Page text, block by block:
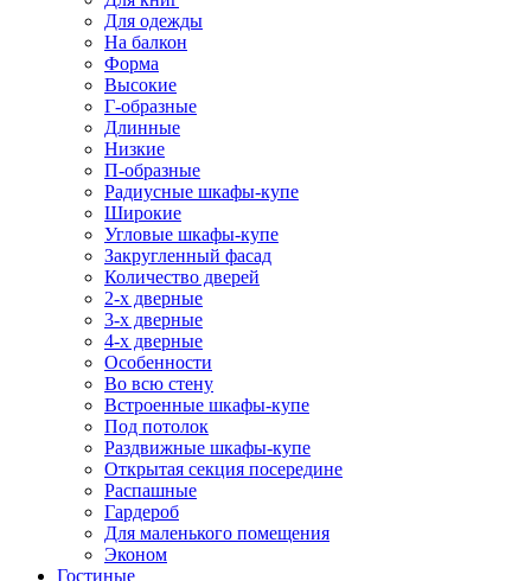
Для одежды
На балкон
Форма
Высокие
Г-образные
Длинные
Низкие
П-образные
Радиусные шкафы-купе
Широкие
Угловые шкафы-купе
Закругленный фасад
Количество дверей
2-х дверные
3-х дверные
4-х дверные
Особенности
Во всю стену
Встроенные шкафы-купе
Под потолок
Раздвижные шкафы-купе
Открытая секция посередине
Распашные
Гардероб
Для маленького помещения
Эконом
Гостиные